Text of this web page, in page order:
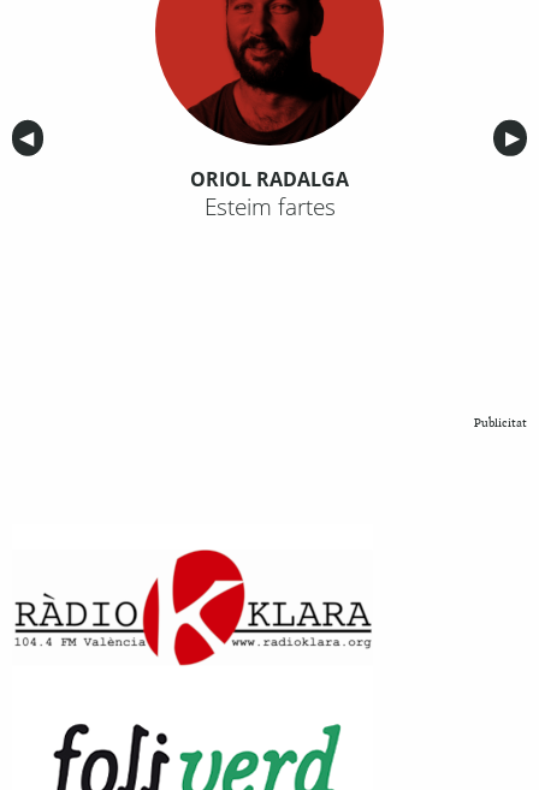
Anterior
◀︎ ▶︎
ORIOL RADALGA
Esteim fartes
Publicitat